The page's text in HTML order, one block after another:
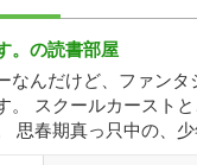
。の読書部屋
なんだけど、ファン
。 スクールカースト
思春期真っ只中の、